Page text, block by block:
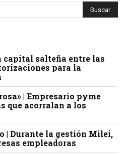
capital salteña entre las
para la
| Empresario pyme
que acorralan a los
| Durante la gestión Milei,
empleadoras